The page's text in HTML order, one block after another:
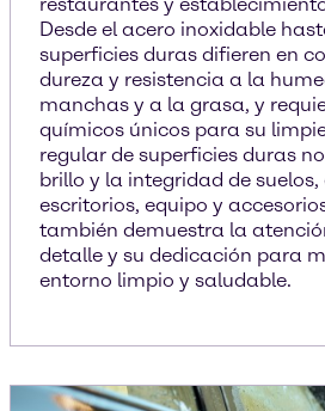
Desde el acero inoxidable
superficies duras difieren en
dureza y resistencia a la
manchas y a la grasa, y
químicos únicos para su
regular de superficies duras
brillo y la integridad de suelos,
escritorios, equipo y
también demuestra la
detalle y su dedicación para
entorno limpio y saludable.